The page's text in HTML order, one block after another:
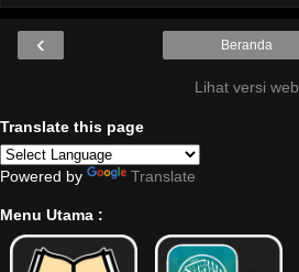
‹ Beranda
Lihat versi web
Translate this page
Powered by Translate
Menu Utama :